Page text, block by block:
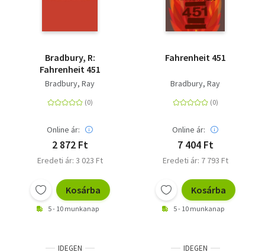
Bradbury, R:
Fahrenheit 451
Bradbury, Ray
Online ár:
2 872 Ft
Eredeti ár: 3 023 Ft
Kosárba
5 - 10 munkanap
Fahrenheit 451
Bradbury, Ray
Online ár:
7 404 Ft
Eredeti ár: 7 793 Ft
Kosárba
5 - 10 munkanap
IDEGEN IDEGEN